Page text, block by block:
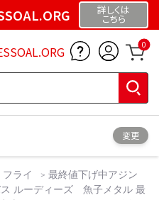
詳しくは
こちら
0
変更
フライ
最終値下げ中アジン
ーディーズ 魚子メタル 最